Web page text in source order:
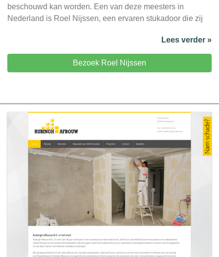
beschouwd kan worden. Een van deze meesters in
Nederland is Roel Nijssen, een ervaren stukadoor die zij
Lees verder »
Bezoek Roel Nijssen